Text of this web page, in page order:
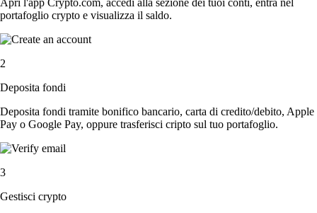
Apri l'app Crypto.com, accedi alla sezione dei tuoi conti, entra nel
portafoglio crypto e visualizza il saldo.
2
Deposita fondi
Deposita fondi tramite bonifico bancario, carta di credito/debito, Apple
Pay o Google Pay, oppure trasferisci cripto sul tuo portafoglio.
3
Gestisci crypto